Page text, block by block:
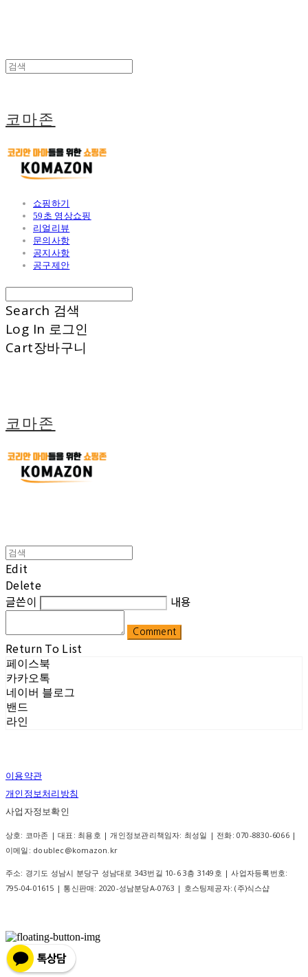
코마존
쇼핑하기
59초 영상쇼핑
리얼리뷰
문의사항
공지사항
공구제안
Search 검색
Log In 로그인
Cart장바구니
코마존
Edit
Delete
글쓴이
내용
Comment
Return To List
페이스북
카카오톡
네이버 블로그
밴드
라인
이용약관
개인정보처리방침
사업자정보확인
상호: 코마존 | 대표: 최용호 | 개인정보관리책임자: 최성일 | 전화: 070-8830-6066 |
이메일: doublec@komazon.kr
주소: 경기도 성남시 분당구 성남대로 343번길 10-6 3층 3149호 | 사업자등록번호:
795-04-01615 | 통신판매: 2020-성남분당A-0763 | 호스팅제공자: (주)식스샵